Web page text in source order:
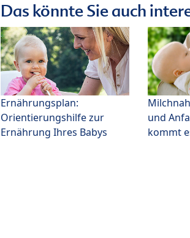
Das könnte Sie auch
Ernährungsplan:
Orientierungshilfe zur
Ernährung Ihres Babys
und
kommt